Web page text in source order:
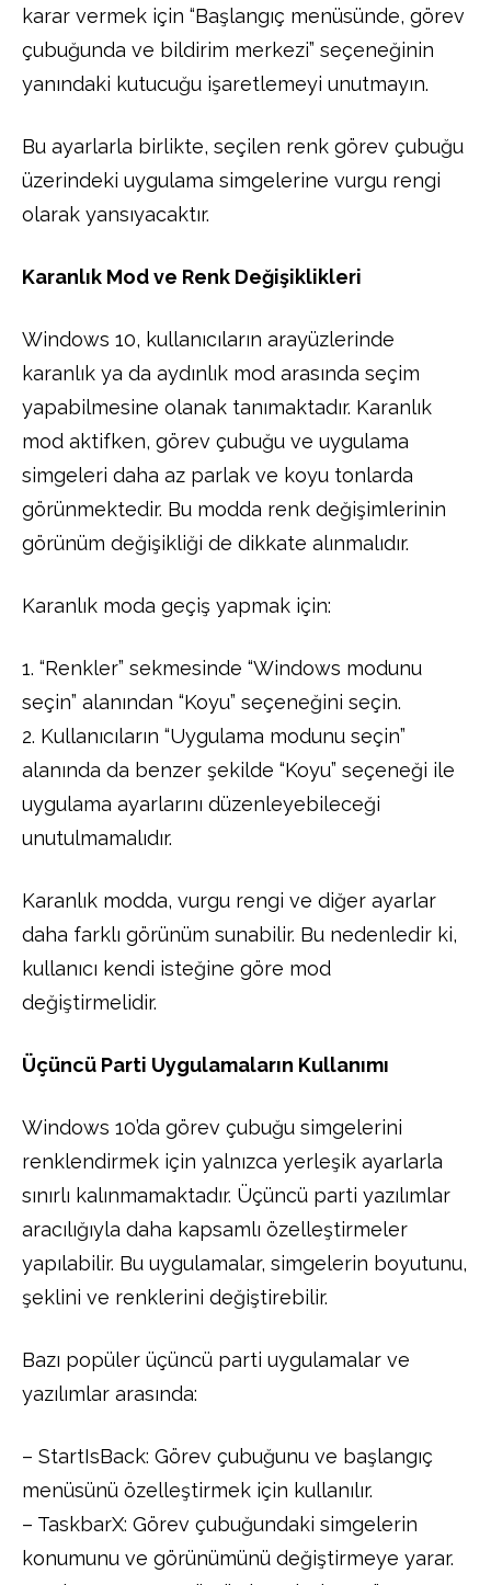
karar vermek için “Başlangıç menüsünde, görev
çubuğunda ve bildirim merkezi” seçeneğinin
yanındaki kutucuğu işaretlemeyi unutmayın.
Bu ayarlarla birlikte, seçilen renk görev çubuğu
üzerindeki uygulama simgelerine vurgu rengi
olarak yansıyacaktır.
Karanlık Mod ve Renk Değişiklikleri
Windows 10, kullanıcıların arayüzlerinde
karanlık ya da aydınlık mod arasında seçim
yapabilmesine olanak tanımaktadır. Karanlık
mod aktifken, görev çubuğu ve uygulama
simgeleri daha az parlak ve koyu tonlarda
görünmektedir. Bu modda renk değişimlerinin
görünüm değişikliği de dikkate alınmalıdır.
Karanlık moda geçiş yapmak için:
1. “Renkler” sekmesinde “Windows modunu
seçin” alanından “Koyu” seçeneğini seçin.
2. Kullanıcıların “Uygulama modunu seçin”
alanında da benzer şekilde “Koyu” seçeneği ile
uygulama ayarlarını düzenleyebileceği
unutulmamalıdır.
Karanlık modda, vurgu rengi ve diğer ayarlar
daha farklı görünüm sunabilir. Bu nedenledir ki,
kullanıcı kendi isteğine göre mod
değiştirmelidir.
Üçüncü Parti Uygulamaların Kullanımı
Windows 10’da görev çubuğu simgelerini
renklendirmek için yalnızca yerleşik ayarlarla
sınırlı kalınmamaktadır. Üçüncü parti yazılımlar
aracılığıyla daha kapsamlı özelleştirmeler
yapılabilir. Bu uygulamalar, simgelerin boyutunu,
şeklini ve renklerini değiştirebilir.
Bazı popüler üçüncü parti uygulamalar ve
yazılımlar arasında:
– StartIsBack: Görev çubuğunu ve başlangıç
menüsünü özelleştirmek için kullanılır.
– TaskbarX: Görev çubuğundaki simgelerin
konumunu ve görünümünü değiştirmeye yarar.